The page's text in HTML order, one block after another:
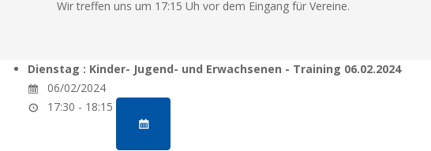
Wir treffen uns um 17:15 Uh vor dem Eingang für Vereine.
Dienstag : Kinder- Jugend- und Erwachsenen - Training 06.02.2024
06/02/2024
17:30 - 18:15